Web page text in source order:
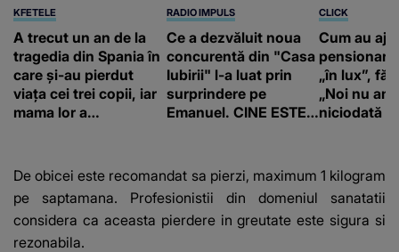
KFETELE
A trecut un an de la
tragedia din Spania în
care și-au pierdut
viața cei trei copii, iar
mama lor a…
RADIO IMPULS
Ce a dezvăluit noua
concurentă din "Casa
Iubirii" l-a luat prin
surprindere pe
Emanuel. CINE ESTE
se în fața faptului
împlinit, A
RECUNOSCUT
IMEDIAT: "Am avut..."
CLICK
Cum au
pensionari
„în lux”,
„Noi nu
niciodată
De obicei este recomandat sa pierzi, maximum 1 kilogram
pe saptamana. Profesionistii din domeniul sanatatii
considera ca aceasta pierdere in greutate este sigura si
rezonabila.